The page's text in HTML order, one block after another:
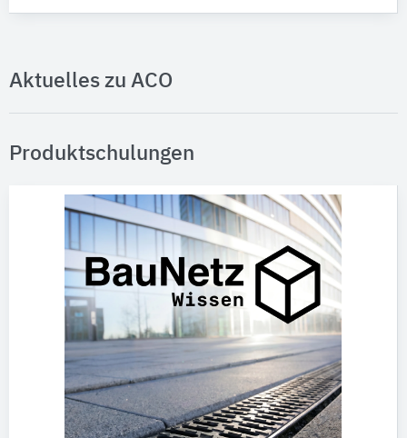
Aktuelles zu ACO
Produktschulungen